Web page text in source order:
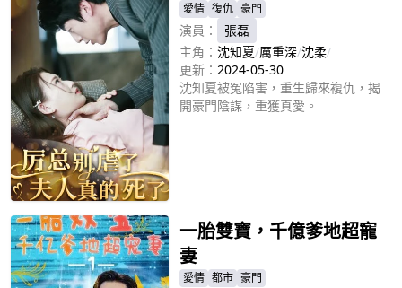
愛情 復仇 豪門
演員：
張磊
主角： 沈知夏/厲重深/沈柔/
更新： 2024-05-30
沈知夏被冤陷害，重生歸來複仇，揭
開豪門陰謀，重獲真愛。
一胎雙寶，千億爹地超寵
妻
愛情 都市 豪門